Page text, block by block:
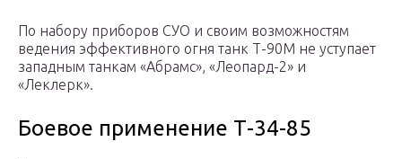
По набору приборов СУО и своим возможностям
ведения эффективного огня танк Т-90М не уступает
западным танкам «Абрамс», «Леопард-2» и
«Леклерк».
Боевое применение Т-34-85